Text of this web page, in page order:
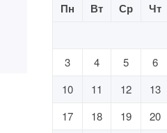
Пн Вт Ср Чт
3
4 5 6
10
11 12 13
17
18 19 20